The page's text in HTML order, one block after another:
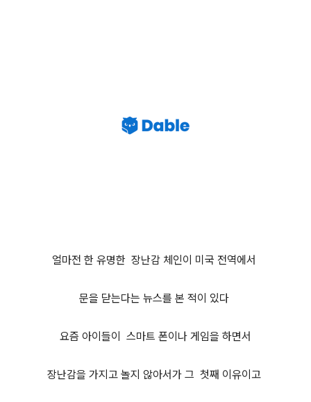
얼마전 한 유명한 장난감 체인이 미국 전역에서
문을 닫는다는 뉴스를 본 적이 있다
요즘 아이들이 스마트 폰이나 게임을 하면서
장난감을 가지고 놀지 않아서가 그 첫째 이유이고